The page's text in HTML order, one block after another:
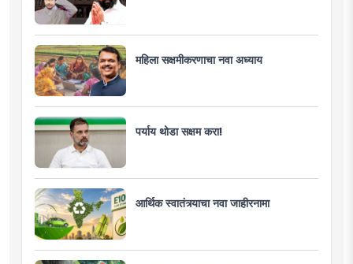
महिला सक्षमीकरणाचा नवा अध्याय
पर्याय थोडा सक्षम करा!
आर्थिक स्वातंत्र्याचा नवा जाहीरनामा